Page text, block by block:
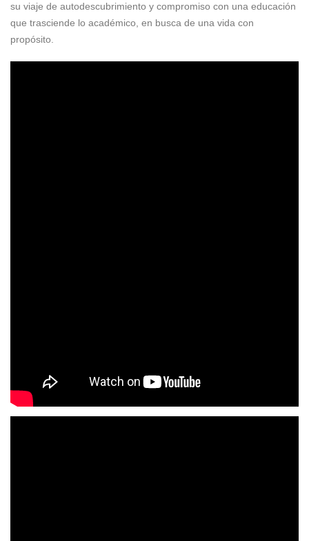
su viaje de autodescubrimiento y compromiso con una educación
que trasciende lo académico, en busca de una vida con
propósito.